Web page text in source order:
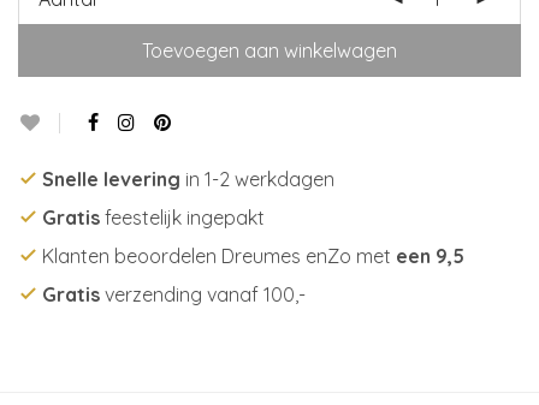
Toevoegen aan winkelwagen
Snelle levering in 1-2 werkdagen
Gratis feestelijk ingepakt
Klanten beoordelen Dreumes enZo met een 9,5
Gratis verzending vanaf 100,-